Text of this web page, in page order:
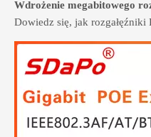
Dowiedz się, jak